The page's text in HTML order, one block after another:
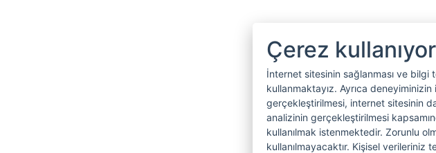
Çerez
İnternet sitesinin sağlanması ve bilgi
kullanmaktayız. Ayrıca
gerçekleştirilmesi, internet sitesinin
analizinin gerçekleştirilmesi
kullanılmak istenmektedir. Zorunlu
kullanılmayacaktır. Kişisel